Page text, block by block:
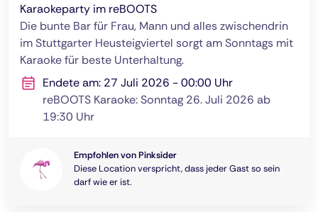
Karaokeparty im reBOOTS
Die bunte Bar für Frau, Mann und alles zwischendrin
im Stuttgarter Heusteigviertel sorgt am Sonntags mit
Karaoke für beste Unterhaltung.
Endete am: 27 Juli 2026 - 00:00 Uhr
reBOOTS Karaoke: Sonntag 26. Juli 2026 ab
19:30 Uhr
Empfohlen von Pinksider
Diese Location verspricht, dass jeder Gast so sein
darf wie er ist.